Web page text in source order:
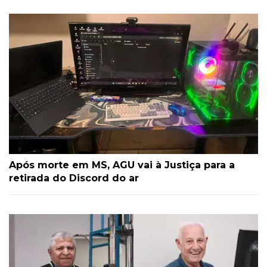
Após morte em MS, AGU vai à Justiça para a
retirada do Discord do ar